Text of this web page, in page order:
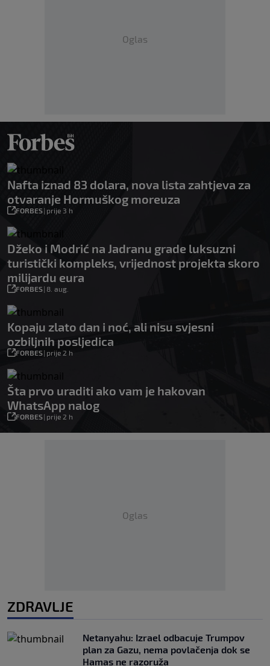
Oglas
Nafta iznad 83 dolara, nova lista zahtjeva za
otvaranje Hormuškog moreuza
FORBES| prije 3 h
Džeko i Modrić na Jadranu grade luksuzni
turistički kompleks, vrijednost projekta skoro
milijardu eura
FORBES| 8. aug.
Kopaju zlato dan i noć, ali nisu svjesni
ozbiljnih posljedica
FORBES| prije 2 h
Šta prvo uraditi ako vam je hakovan
WhatsApp nalog
FORBES| prije 2 h
Oglas
ZDRAVLJE
Netanyahu: Izrael odbacuje Trumpov
plan za Gazu, nema povlačenja dok se
Hamas ne razoruža